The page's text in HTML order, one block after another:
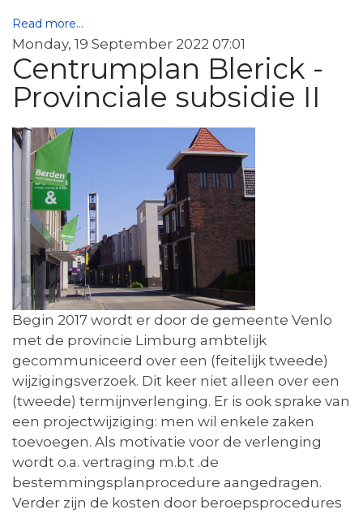
Read more...
Monday, 19 September 2022 07:01
Centrumplan Blerick -
Provinciale subsidie II
Begin 2017 wordt er door de gemeente Venlo
met de provincie Limburg ambtelijk
gecommuniceerd over een (feitelijk tweede)
wijzigingsverzoek. Dit keer niet alleen over een
(tweede) termijnverlenging. Er is ook sprake van
een projectwijziging: men wil enkele zaken
toevoegen. Als motivatie voor de verlenging
wordt o.a. vertraging m.b.t .de
bestemmingsplanprocedure aangedragen.
Verder zijn de kosten door beroepsprocedures